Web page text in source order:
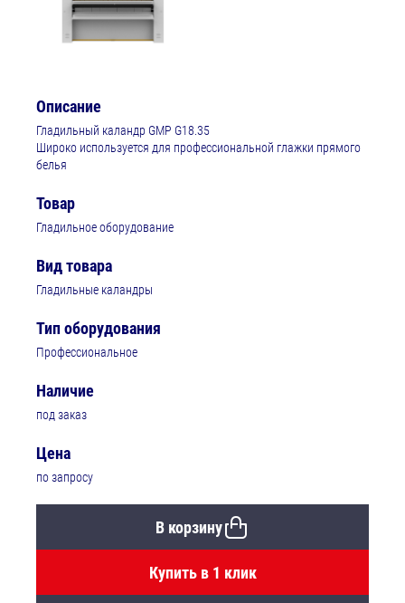
Описание
Гладильный каландр GMP G18.35
Широко используется для профессиональной глажки прямого
белья
Товар
Гладильное оборудование
Вид товара
Гладильные каландры
Тип оборудования
Профессиональное
Наличие
под заказ
Цена
по запросу
В корзину
Купить в 1 клик